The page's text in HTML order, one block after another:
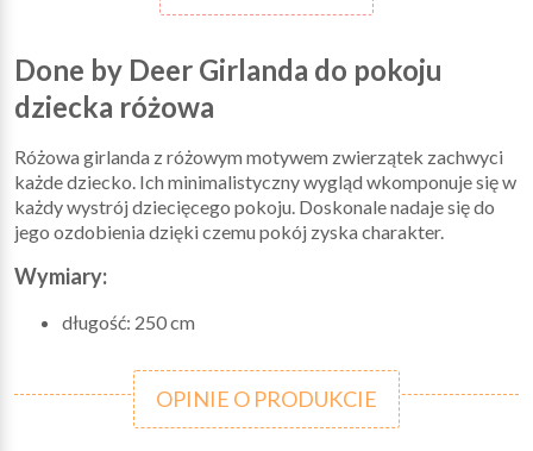
Done by Deer Girlanda do pokoju
dziecka różowa
Różowa girlanda z różowym motywem zwierzątek zachwyci
każde dziecko. Ich minimalistyczny wygląd wkomponuje się w
każdy wystrój dziecięcego pokoju. Doskonale nadaje się do
jego ozdobienia dzięki czemu pokój zyska charakter.
Wymiary:
długość: 250 cm
OPINIE O PRODUKCIE